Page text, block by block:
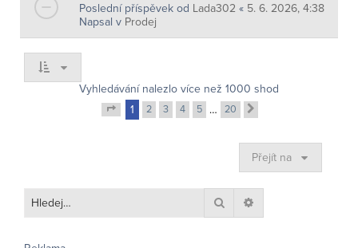
Poslední příspěvek od Lada302 « 5. 6. 2026, 4:38
Napsal v Prodej
Vyhledávání nalezlo více než 1000 shod
Stránka z20
1 2 3 4 5 … 20
Přejít na
Hledat